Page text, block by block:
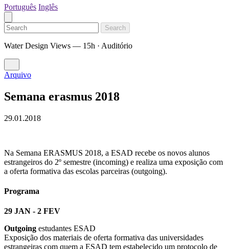
Português Inglês
Search
Water Design Views — 15h · Auditório
Arquivo
Semana erasmus 2018
29.01.2018
Na Semana ERASMUS 2018, a ESAD recebe os novos alunos
estrangeiros do 2º semestre (incoming) e realiza uma exposição com
a oferta formativa das escolas parceiras (outgoing).
Programa
29 JAN - 2 FEV
Outgoing estudantes ESAD
Exposição dos materiais de oferta formativa das universidades
estrangeiras com quem a ESAD tem estabelecido um protocolo de